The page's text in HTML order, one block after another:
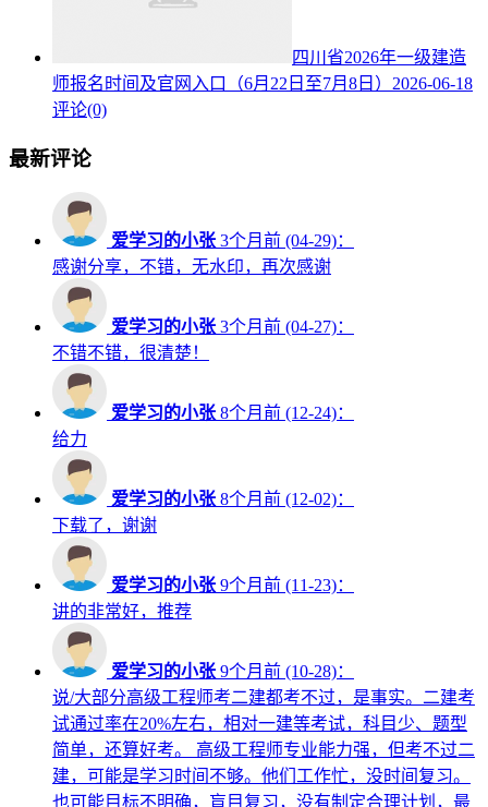
四川省2026年一级建造
师报名时间及官网入口（6月22日至7月8日） 2026-06-18
评论(0)
最新评论
爱学习的小张 3个月前 (04-29)：
感谢分享，不错，无水印，再次感谢
爱学习的小张 3个月前 (04-27)：
不错不错，很清楚！
爱学习的小张 8个月前 (12-24)：
给力
爱学习的小张 8个月前 (12-02)：
下载了，谢谢
爱学习的小张 9个月前 (11-23)：
讲的非常好，推荐
爱学习的小张 9个月前 (10-28)：
说/大部分高级工程师考二建都考不过，是事实。二建考
试通过率在20%左右，相对一建等考试，科目少、题型
简单，还算好考。 高级工程师专业能力强，但考不过二
建，可能是学习时间不够。他们工作忙，没时间复习。
也可能目标不明确，盲目复习，没有制定合理计划，最